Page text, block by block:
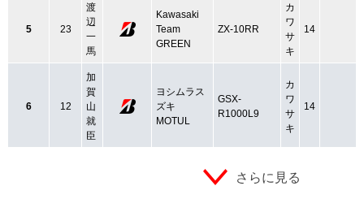
5 23
渡
辺
一
馬
Kawasaki
Team
GREEN
ZX-10RR
カ
ワ
サ
キ
14
6 12
加
賀
山
就
臣
ヨシムラス
ズキ
MOTUL
GSX-
R1000L9
カ
ワ
サ
キ
14
さらに見る